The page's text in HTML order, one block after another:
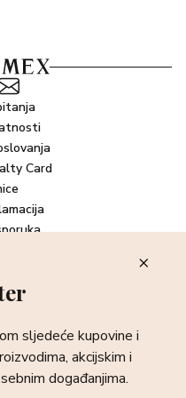
Card
i ekskluzivnim
Prijava
sljedeće kupovine i
akcijskim i
događanjima.